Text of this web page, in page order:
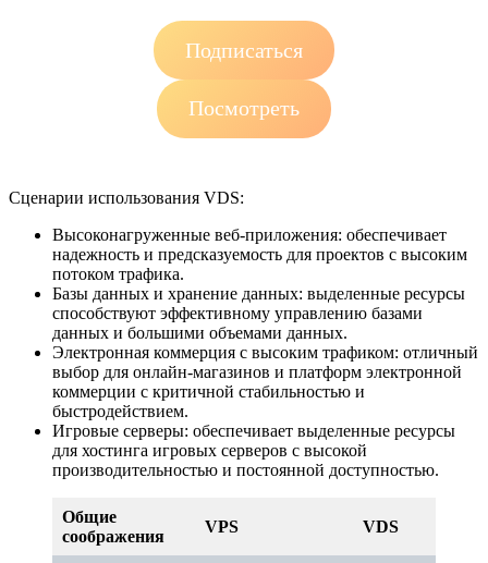
Подписаться
Посмотреть
Сценарии использования VDS:
Высоконагруженные веб-приложения: обеспечивает
надежность и предсказуемость для проектов с высоким
потоком трафика.
Базы данных и хранение данных: выделенные ресурсы
способствуют эффективному управлению базами
данных и большими объемами данных.
Электронная коммерция с высоким трафиком: отличный
выбор для онлайн-магазинов и платформ электронной
коммерции с критичной стабильностью и
быстродействием.
Игровые серверы: обеспечивает выделенные ресурсы
для хостинга игровых серверов с высокой
производительностью и постоянной доступностью.
Общие
соображения
VPS VDS